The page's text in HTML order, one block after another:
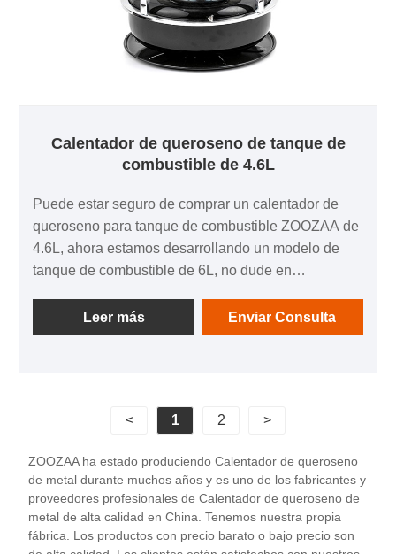
Calentador de queroseno de tanque de
combustible de 4.6L
Puede estar seguro de comprar un calentador de
queroseno para tanque de combustible ZOOZAA de
4.6L, ​​ahora estamos desarrollando un modelo de
tanque de combustible de 6L, no dude en
combustible más grande reduce la frecuencia de
llenado, brindando conveniencia y facilidad de uso.
reabastecimiento de combustible.
Leer más Enviar Consulta
< 1 2 >
ZOOZAA ha estado produciendo Calentador de queroseno
de metal durante muchos años y es uno de los fabricantes y
proveedores profesionales de Calentador de queroseno de
metal de alta calidad en China. Tenemos nuestra propia
fábrica. Los productos con precio barato o bajo precio son